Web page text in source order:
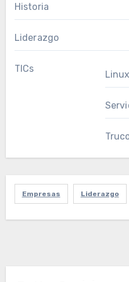
Historia
Liderazgo
TICs
Linux
Empresas Liderazgo